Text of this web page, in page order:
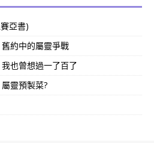
亞書)
約中的屬靈爭戰
也曾想過一了百了
靈預製菜?